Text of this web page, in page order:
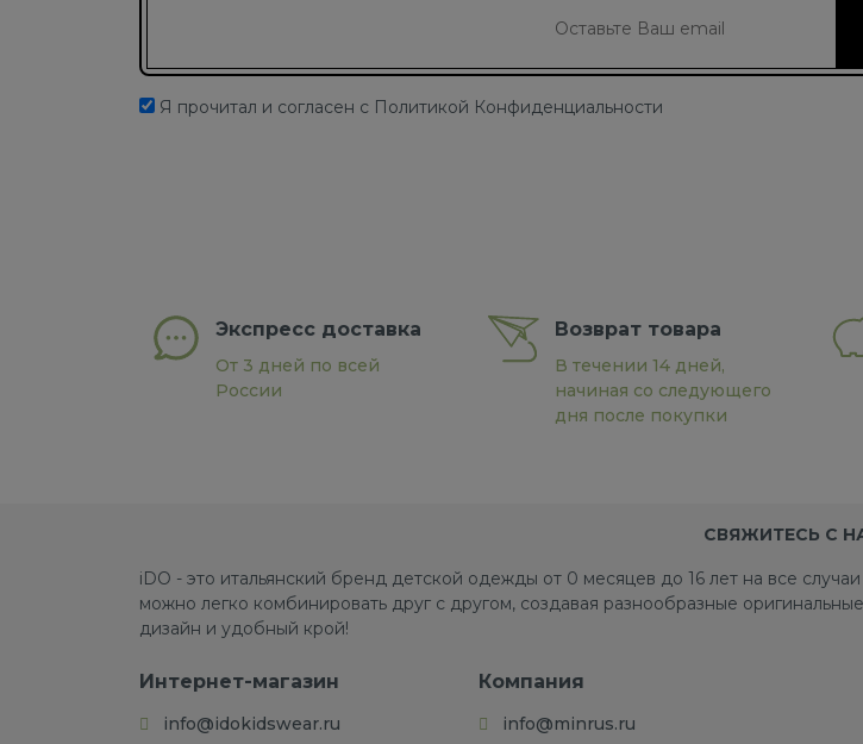
Я прочитал и согласен с Политикой Конфиденциальности
Экспресс доставка
От 3 дней по всей
России
Возврат товара
В течении 14 дней,
начиная со следующего
дня после покупки
СВЯЖИТЕСЬ С
iDO - это итальянский бренд детской одежды от 0 месяцев до 16 лет на все
можно легко комбинировать друг с другом, создавая разнообразные
дизайн и удобный крой!
Интернет-магазин
info@idokidswear.ru
Компания
info@minrus.ru